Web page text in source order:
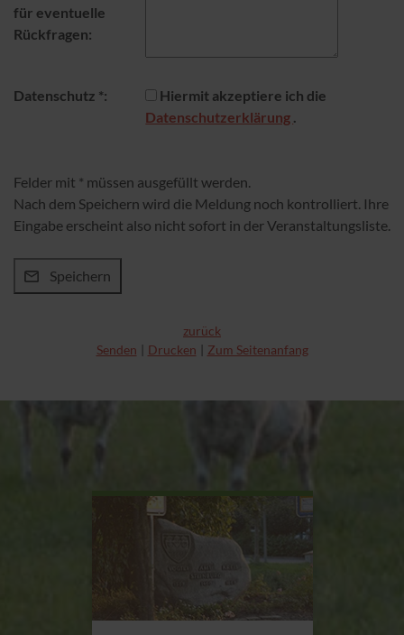
für eventuelle
Rückfragen:
Datenschutz *:
Hiermit akzeptiere ich die
Datenschutzerklärung .
Felder mit * müssen ausgefüllt werden.
Nach dem Speichern wird die Meldung noch kontrolliert. Ihre
Eingabe erscheint also nicht sofort in der Veranstaltungsliste.
zurück
Senden
Drucken Zum Seitenanfang